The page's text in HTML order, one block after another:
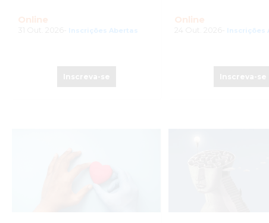
Online
Inscrições Abertas
Online
Inscrições